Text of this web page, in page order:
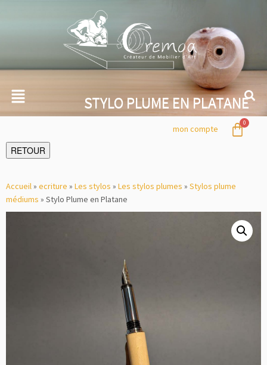
STYLO PLUME EN PLATANE
mon compte
RETOUR
Accueil» ecriture » Les stylos » Les stylos plumes » Stylos plume
médiums » Stylo Plume en Platane